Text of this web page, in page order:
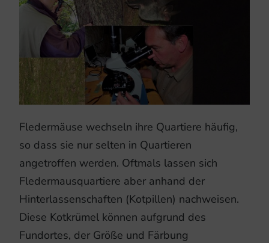
Fledermäuse wechseln ihre Quartiere häufig,
so dass sie nur selten in Quartieren
angetroffen werden. Oftmals lassen sich
Fledermausquartiere aber anhand der
Hinterlassenschaften (Kotpillen) nachweisen.
Diese Kotkrümel können aufgrund des
Fundortes, der Größe und Färbung